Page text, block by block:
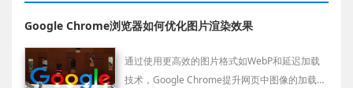
Google Chrome浏览器如何优化图片渲染效果
通过使用更高效的图片格式如WebP和延迟加载
技术，Google Chrome提升网页中图像的加载和